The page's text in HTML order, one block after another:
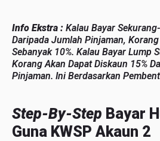
Info Ekstra : Kalau Bayar
Daripada Jumlah Pinjaman,
Sebanyak 10%. Kalau Bayar Lump
Korang Akan Dapat Diskaun 15%
Pinjaman. Ini Berdasarkan
Step-By-Step Bayar
Guna KWSP Akaun 2